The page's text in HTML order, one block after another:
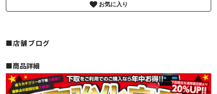
お気に入り
■店舗ブログ
■︎商品詳細